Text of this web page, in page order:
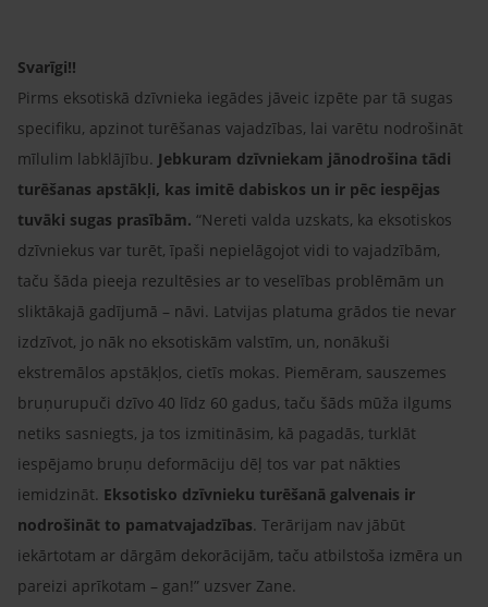
Svarīgi!!
Pirms eksotiskā dzīvnieka iegādes jāveic izpēte par tā sugas
specifiku, apzinot turēšanas vajadzības, lai varētu nodrošināt
mīlulim labklājību. Jebkuram dzīvniekam jānodrošina tādi
turēšanas apstākļi, kas imitē dabiskos un ir pēc iespējas
tuvāki sugas prasībām. “Nereti valda uzskats, ka eksotiskos
dzīvniekus var turēt, īpaši nepielāgojot vidi to vajadzībām,
taču šāda pieeja rezultēsies ar to veselības problēmām un
sliktākajā gadījumā – nāvi. Latvijas platuma grādos tie nevar
izdzīvot, jo nāk no eksotiskām valstīm, un, nonākuši
ekstremālos apstākļos, cietīs mokas. Piemēram, sauszemes
bruņurupuči dzīvo 40 līdz 60 gadus, taču šāds mūža ilgums
netiks sasniegts, ja tos izmitināsim, kā pagadās, turklāt
iespējamo bruņu deformāciju dēļ tos var pat nākties
iemidzināt. Eksotisko dzīvnieku turēšanā galvenais ir
nodrošināt to pamatvajadzības. Terārijam nav jābūt
iekārtotam ar dārgām dekorācijām, taču atbilstoša izmēra un
pareizi aprīkotam – gan!” uzsver Zane.